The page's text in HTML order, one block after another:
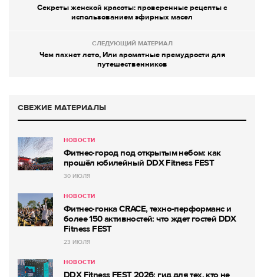
Секреты женской красоты: проверенные рецепты с
использованием эфирных масел
СЛЕДУЮЩИЙ МАТЕРИАЛ
Чем пахнет лето, Или ароматные премудрости для
путешественников
СВЕЖИЕ МАТЕРИАЛЫ
НОВОСТИ
Фитнес-город под открытым небом: как
прошёл юбилейный DDX Fitness FEST
30 ИЮЛЯ
НОВОСТИ
Фитнес-гонка CRACE, техно-перформанс и
более 150 активностей: что ждет гостей DDX
Fitness FEST
23 ИЮЛЯ
НОВОСТИ
DDX Fitness FEST 2026: гид для тех, кто не